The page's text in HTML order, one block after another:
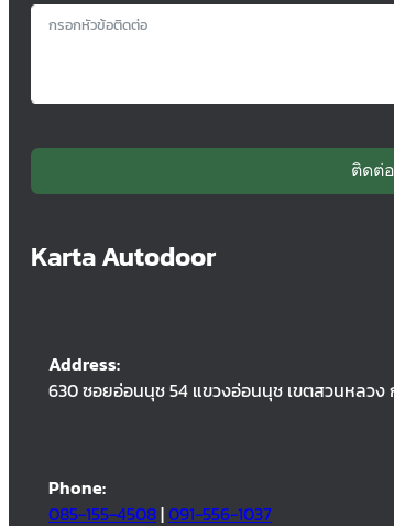
ติดต่อ
Karta Autodoor
Address:
630 ซอยอ่อนนุช 54 แขวงอ่อนนุช เขตสวนหลวง
Phone:
085-155-4508|091-556-1037